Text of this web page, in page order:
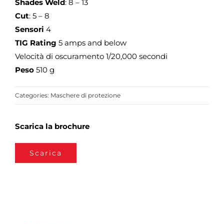
Shades Weld: 8 – 13
Cut: 5 – 8
Sensori 4
TIG Rating 5 amps and below
Velocità di oscuramento 1/20,000 secondi
Peso510 g
Categories: Maschere di protezione
Scarica la brochure
Scarica